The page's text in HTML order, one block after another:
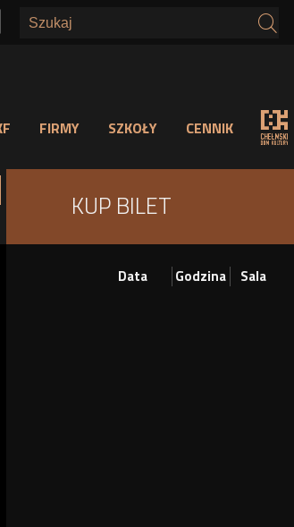
FIRMY SZKOŁY CENNIK s
KUP BILET
Data Godzina Sala